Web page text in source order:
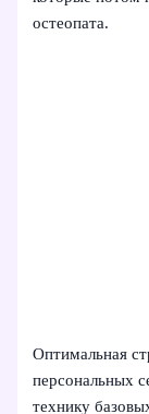
остеопата.
Оптимальная
персональных
технику